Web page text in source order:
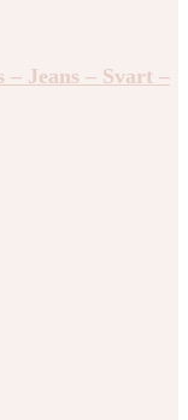
Jeans – Svart –